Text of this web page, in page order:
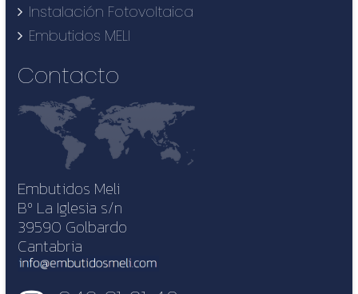
Instalación Fotovoltaica
Embutidos MELI
Contacto
Embutidos Meli
Bº La Iglesia s/n
39590 Golbardo
Cantabria